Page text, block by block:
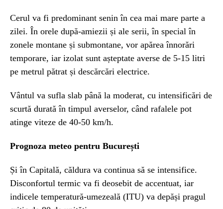
Cerul va fi predominant senin în cea mai mare parte a
zilei. În orele după-amiezii și ale serii, în special în
zonele montane și submontane, vor apărea înnorări
temporare, iar izolat sunt așteptate averse de 5-15 litri
pe metrul pătrat și descărcări electrice.
Vântul va sufla slab până la moderat, cu intensificări de
scurtă durată în timpul averselor, când rafalele pot
atinge viteze de 40-50 km/h.
Prognoza meteo pentru București
Și în Capitală, căldura va continua să se intensifice.
Disconfortul termic va fi deosebit de accentuat, iar
indicele temperatură-umezeală (ITU) va depăși pragul